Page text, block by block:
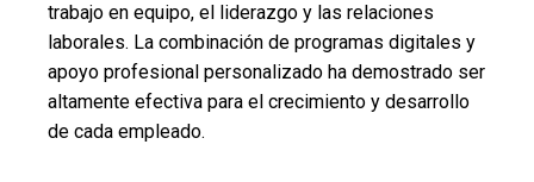
trabajo en equipo, el liderazgo y las relaciones
laborales. La combinación de programas digitales y
apoyo profesional personalizado ha demostrado ser
altamente efectiva para el crecimiento y desarrollo
de cada empleado.